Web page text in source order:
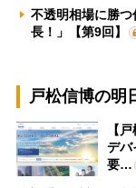
不透明相場に勝
長！」【第9回】
戸松信博の明
【
デバ
要…